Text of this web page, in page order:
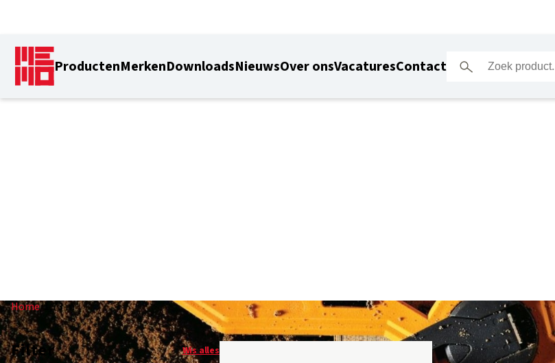
ProductenMerkenDownloadsNieuwsOver onsVacaturesContact
Home/1,73 m
Filter Wis alles